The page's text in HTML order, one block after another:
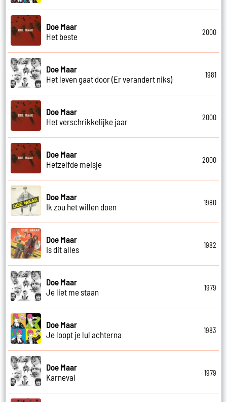
Doe Maar
Het beste
2000
Doe Maar
Het leven gaat door (Er verandert niks)
1981
Doe Maar
Het verschrikkelijke jaar
2000
Doe Maar
Hetzelfde meisje
2000
Doe Maar
Ik zou het willen doen
1980
Doe Maar
Is dit alles
1982
Doe Maar
Je liet me staan
1979
Doe Maar
Je loopt je lul achterna
1983
Doe Maar
Karneval
1979